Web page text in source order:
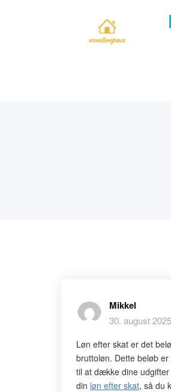
Mikkel
30. august 2025
Løn efter skat er det
bruttoløn. Dette beløb
til at dække dine
din løn efter skat, så du